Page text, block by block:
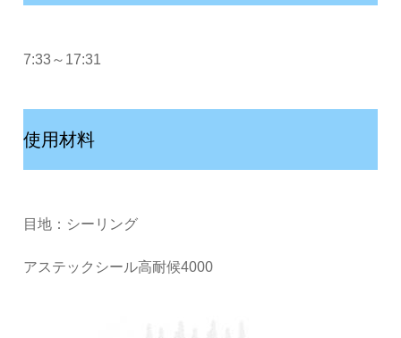
7:33～17:31
使用材料
目地：シーリング
アステックシール高耐候4000